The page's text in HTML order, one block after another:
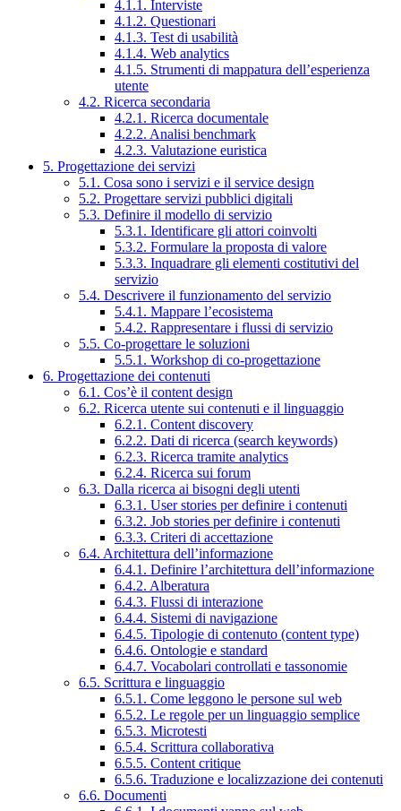
4.1.1. Interviste
4.1.2. Questionari
4.1.3. Test di usabilità
4.1.4. Web analytics
4.1.5. Strumenti di mappatura dell’esperienza
utente
4.2. Ricerca secondaria
4.2.1. Ricerca documentale
4.2.2. Analisi benchmark
4.2.3. Valutazione euristica
5. Progettazione dei servizi
5.1. Cosa sono i servizi e il service design
5.2. Progettare servizi pubblici digitali
5.3. Definire il modello di servizio
5.3.1. Identificare gli attori coinvolti
5.3.2. Formulare la proposta di valore
5.3.3. Inquadrare gli elementi costitutivi del
servizio
5.4. Descrivere il funzionamento del servizio
5.4.1. Mappare l’ecosistema
5.4.2. Rappresentare i flussi di servizio
5.5. Co-progettare le soluzioni
5.5.1. Workshop di co-progettazione
6. Progettazione dei contenuti
6.1. Cos’è il content design
6.2. Ricerca utente sui contenuti e il linguaggio
6.2.1. Content discovery
6.2.2. Dati di ricerca (search keywords)
6.2.3. Ricerca tramite analytics
6.2.4. Ricerca sui forum
6.3. Dalla ricerca ai bisogni degli utenti
6.3.1. User stories per definire i contenuti
6.3.2. Job stories per definire i contenuti
6.3.3. Criteri di accettazione
6.4. Architettura dell’informazione
6.4.1. Definire l’architettura dell’informazione
6.4.2. Alberatura
6.4.3. Flussi di interazione
6.4.4. Sistemi di navigazione
6.4.5. Tipologie di contenuto (content type)
6.4.6. Ontologie e standard
6.4.7. Vocabolari controllati e tassonomie
6.5. Scrittura e linguaggio
6.5.1. Come leggono le persone sul web
6.5.2. Le regole per un linguaggio semplice
6.5.3. Microtesti
6.5.4. Scrittura collaborativa
6.5.5. Content critique
6.5.6. Traduzione e localizzazione dei contenuti
6.6. Documenti